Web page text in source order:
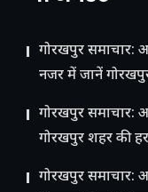
गोरखपुर समाचार:
नजर में जानें
गोरखपुर समाचार:
गोरखपुर शहर की
गोरखपुर समाचार: